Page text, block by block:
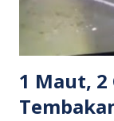
Sebahagian
mengambil
terhadap wanita
1 Maut, 2